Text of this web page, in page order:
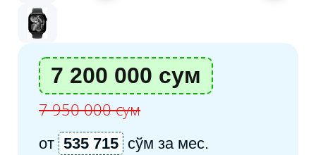
7 200 000 сум
7 950 000 сум
от 535 715 сўм за мес.